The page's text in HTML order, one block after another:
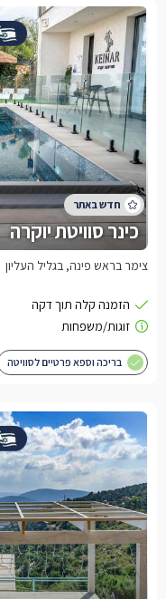
כינר סוויטת יוקרה
צימר בראש פינה, בגליל העליון
בריכה וספא פרטיים לסוויטה